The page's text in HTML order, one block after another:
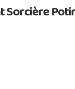
Sorcière